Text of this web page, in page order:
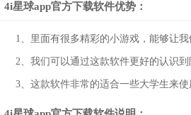
4i星球app官方下载软件优势：
1、里面有很多精彩的小游戏，能够让我
2、我们可以通过这款软件更好的认识到
3、这款软件非常的适合一些大学生来使